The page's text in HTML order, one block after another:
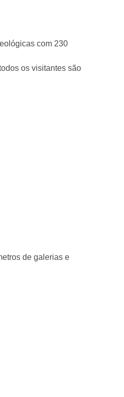
com 230
os visitantes são
de galerias e